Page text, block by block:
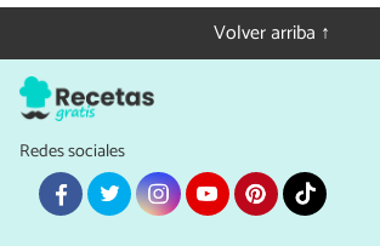
Volver arriba ↑
Redes sociales